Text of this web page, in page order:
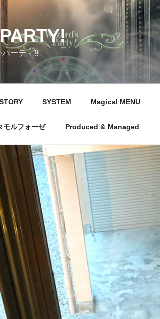
ーティ!!
SYSTEM Magical MENU
ルフォーゼ Produced & Managed